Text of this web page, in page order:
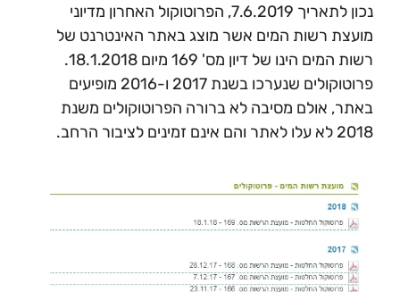
נכון לתאריך 7.6.2019, הפרוטוקול האחרון מדיוני
מועצת רשות המים אשר מוצג באתר האינטרנט של
רשות המים הינו של דיון מס' 169 מיום 18.1.2018.
פרוטוקולים שנערכו בשנת 2017 ו-2016 מופיעים
באתר, אולם מסיבה לא ברורה הפרוטוקולים משנת
2018 לא עלו לאתר והם אינם זמינים לציבור הרחב.